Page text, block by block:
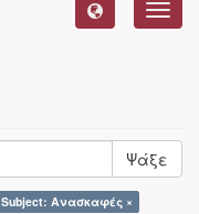
Ψάξε
Subject: Ανασκαφές ×